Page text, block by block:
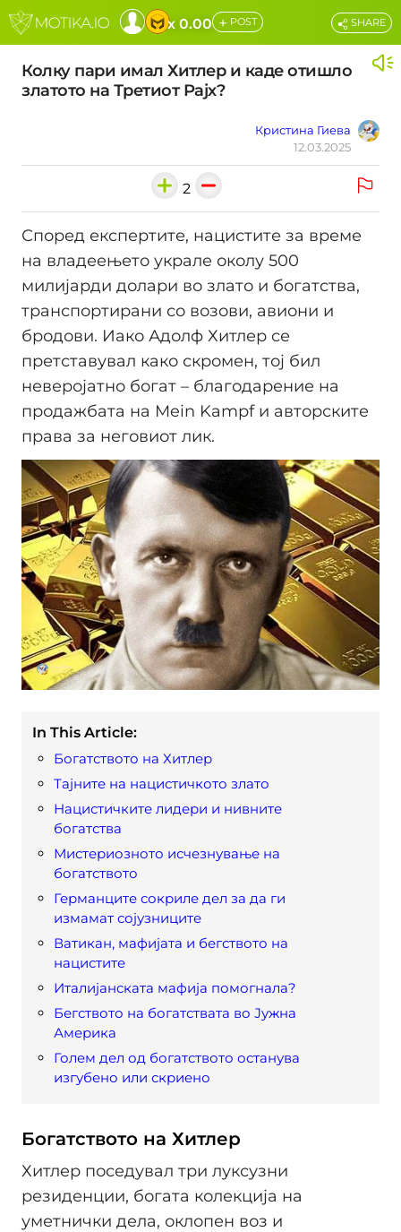
x 0.00 + POST
Колку пари имал Хитлер и каде отишло
златото на Третиот Рајх?
Кристина Гиева
12.03.2025
SHARE
2
Според експертите, нацистите за време
на владеењето украле околу 500
милијарди долари во злато и богатства,
транспортирани со возови, авиони и
бродови. Иако Адолф Хитлер се
претставувал како скромен, тој бил
неверојатно богат – благодарение на
продажбата на Mein Kampf и авторските
права за неговиот лик.
In This Article:
Богатството на Хитлер
Тајните на нацистичкото злато
Нацистичките лидери и нивните
богатства
Мистериозното исчезнување на
богатството
Германците сокриле дел за да ги
измамат сојузниците
Ватикан, мафијата и бегството на
нацистите
Италијанската мафија помогнала?
Бегството на богатствата во Јужна
Америка
Голем дел од богатството останува
изгубено или скриено
Богатството на Хитлер
Хитлер поседувал три луксузни
резиденции, богата колекција на
уметнички дела, оклопен воз и